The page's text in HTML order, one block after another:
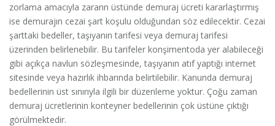
zorlama amacıyla zararın üstünde demuraj ücreti kararlaştırmış
ise demurajın cezai şart koşulu olduğundan söz edilecektir. Cezai
şarttaki bedeller, taşıyanın tarifesi veya demuraj tarifesi
üzerinden belirlenebilir. Bu tarifeler konşimentoda yer alabileceği
gibi açıkça navlun sözleşmesinde, taşıyanın atıf yaptığı internet
sitesinde veya hazırlık ihbarında belirtilebilir. Kanunda demuraj
bedellerinin üst sınırıyla ilgili bir düzenleme yoktur. Çoğu zaman
demuraj ücretlerinin konteyner bedellerinin çok üstüne çıktığı
görülmektedir.